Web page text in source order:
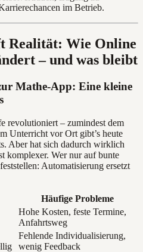
im Betrieb.
Realität: Wie Online
– und was bleibt
Mathe-App: Eine kleine
revolutioniert – zumindest dem
Unterricht vor Ort gibt’s heute
Aber hat sich dadurch wirklich
komplexer. Wer nur auf bunte
Automatisierung ersetzt
Häufige Probleme
Hohe Kosten, feste Termine,
Anfahrtsweg
Fehlende Individualisierung,
wenig Feedback